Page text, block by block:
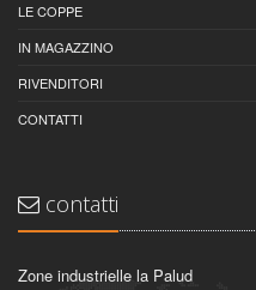
LE COPPE
IN MAGAZZINO
RIVENDITORI
CONTATTI
contatti
Zone industrielle la Palud